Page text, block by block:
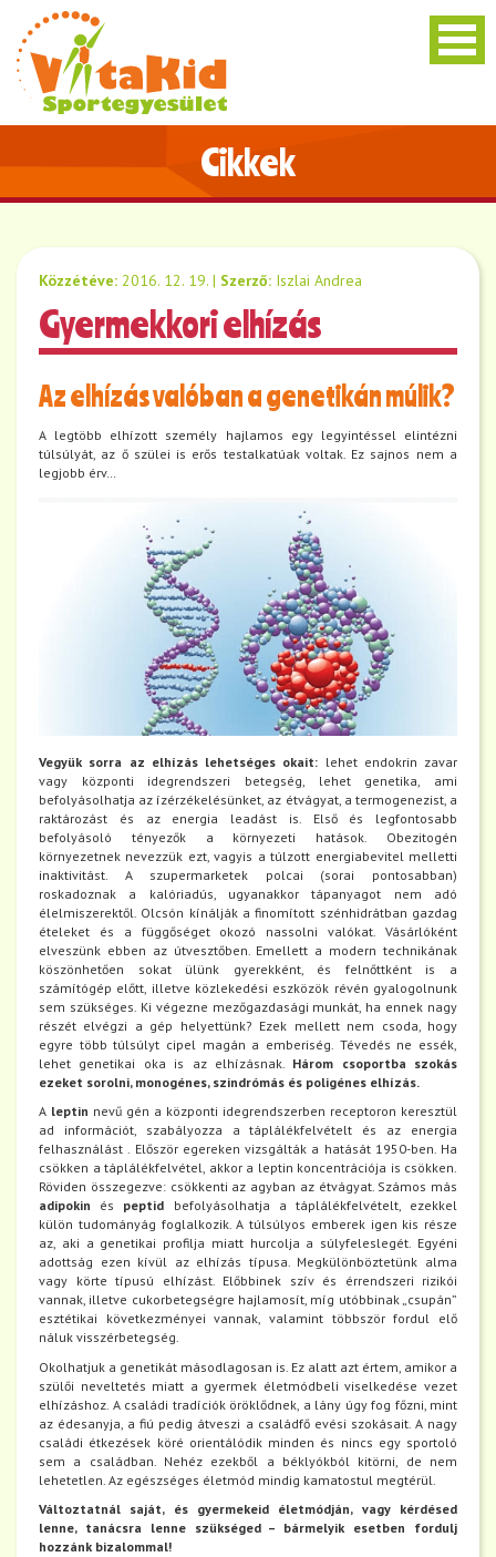
Cikkek
Közzétéve: 2016. 12. 19. | Szerző: Iszlai Andrea
Gyermekkori elhízás
Az elhízás valóban a genetikán múlik?
A legtöbb elhízott személy hajlamos egy legyintéssel elintézni
túlsúlyát, az ő szülei is erős testalkatúak voltak. Ez sajnos nem a
legjobb érv…
Vegyük sorra az elhízás lehetséges okait: lehet endokrin zavar
vagy központi idegrendszeri betegség, lehet genetika, ami
befolyásolhatja az ízérzékelésünket, az étvágyat, a termogenezist, a
raktározást és az energia leadást is. Első és legfontosabb
befolyásoló tényezők a környezeti hatások. Obezitogén
környezetnek nevezzük ezt, vagyis a túlzott energiabevitel melletti
inaktivitást. A szupermarketek polcai (sorai pontosabban)
roskadoznak a kalóriadús, ugyanakkor tápanyagot nem adó
élelmiszerektől. Olcsón kínálják a finomított szénhidrátban gazdag
ételeket és a függőséget okozó nassolni valókat. Vásárlóként
elveszünk ebben az útvesztőben. Emellett a modern technikának
köszönhetően sokat ülünk gyerekként, és felnőttként is a
számítógép előtt, illetve közlekedési eszközök révén gyalogolnunk
sem szükséges. Ki végezne mezőgazdasági munkát, ha ennek nagy
részét elvégzi a gép helyettünk? Ezek mellett nem csoda, hogy
egyre több túlsúlyt cipel magán a emberiség. Tévedés ne essék,
lehet genetikai oka is az elhízásnak. Három csoportba szokás
ezeket sorolni, monogénes, szindrómás és poligénes elhízás.
A leptin nevű gén a központi idegrendszerben receptoron keresztül
ad információt, szabályozza a táplálékfelvételt és az energia
felhasználást . Először egereken vizsgálták a hatását 1950-ben. Ha
csökken a táplálékfelvétel, akkor a leptin koncentrációja is csökken.
Röviden összegezve: csökkenti az agyban az étvágyat. Számos más
adipokin és peptid befolyásolhatja a táplálékfelvételt, ezekkel
külön tudományág foglalkozik. A túlsúlyos emberek igen kis része
az, aki a genetikai profilja miatt hurcolja a súlyfeleslegét. Egyéni
adottság ezen kívül az elhízás típusa. Megkülönböztetünk alma
vagy körte típusú elhízást. Előbbinek szív és érrendszeri rizikói
vannak, illetve cukorbetegségre hajlamosít, míg utóbbinak „csupán”
esztétikai következményei vannak, valamint többször fordul elő
náluk visszérbetegség.
Okolhatjuk a genetikát másodlagosan is. Ez alatt azt értem, amikor a
szülői neveltetés miatt a gyermek életmódbeli viselkedése vezet
elhízáshoz. A családi tradíciók öröklődnek, a lány úgy fog főzni, mint
az édesanyja, a fiú pedig átveszi a családfő evési szokásait. A nagy
családi étkezések köré orientálódik minden és nincs egy sportoló
sem a családban. Nehéz ezekből a béklyókból kitörni, de nem
lehetetlen. Az egészséges életmód mindig kamatostul megtérül.
Változtatnál saját, és gyermekeid életmódján, vagy kérdésed
lenne, tanácsra lenne szükséged – bármelyik esetben fordulj
hozzánk bizalommal!